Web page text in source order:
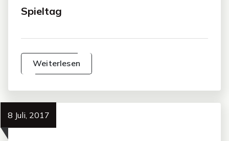
Spieltag
Weiterlesen
8 Juli, 2017